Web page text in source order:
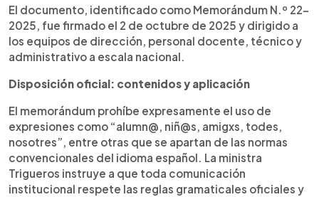
sugiere que los equipos técnicos acompañen el
proceso de implementación. Por ahora, no se ha
informado si habrá supervisión activa o ajustes en
contenidos ya producidos. La medida no aplica a
espacios personales, extracurriculares o fuera del
El documento, identificado como Memorándum N.º 22-
2025, fue firmado el 2 de octubre de 2025 y dirigido a
los equipos de dirección, personal docente, técnico y
administrativo a escala nacional.
Disposición oficial: contenidos y aplicación
El memorándum prohíbe expresamente el uso de
expresiones como “alumn@, niñ@s, amigxs, todes,
nosotres”, entre otras que se apartan de las normas
convencionales del idioma español. La ministra
Trigueros instruye a que toda comunicación
institucional respete las reglas gramaticales oficiales y